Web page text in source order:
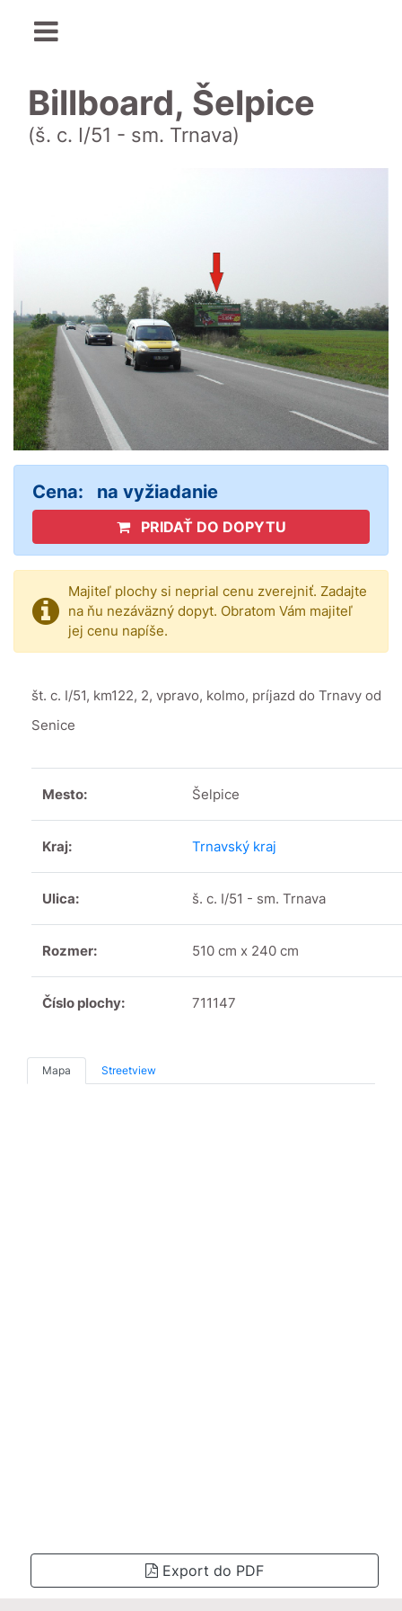
Billboard, Šelpice
(š. c. I/51 - sm. Trnava)
Cena: na vyžiadanie
PRIDAŤ DO DOPYTU
Majiteľ plochy si neprial cenu zverejniť. Zadajte
na ňu nezáväzný dopyt. Obratom Vám majiteľ
jej cenu napíše.
št. c. I/51, km122, 2, vpravo, kolmo, príjazd do Trnavy od
Senice
Mesto: Šelpice
Kraj: Trnavský kraj
Ulica: š. c. I/51 - sm. Trnava
Rozmer: 510 cm x 240 cm
Číslo plochy: 711147
Mapa Streetview
Export do PDF